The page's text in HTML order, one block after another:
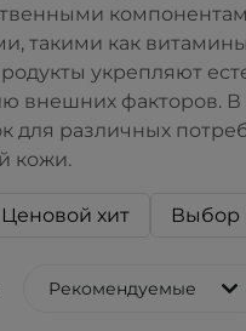
такими как
укрепляют
внешних факторов.
для различных
кожи.
Ценовой хит Выбор
Рекомендуемые